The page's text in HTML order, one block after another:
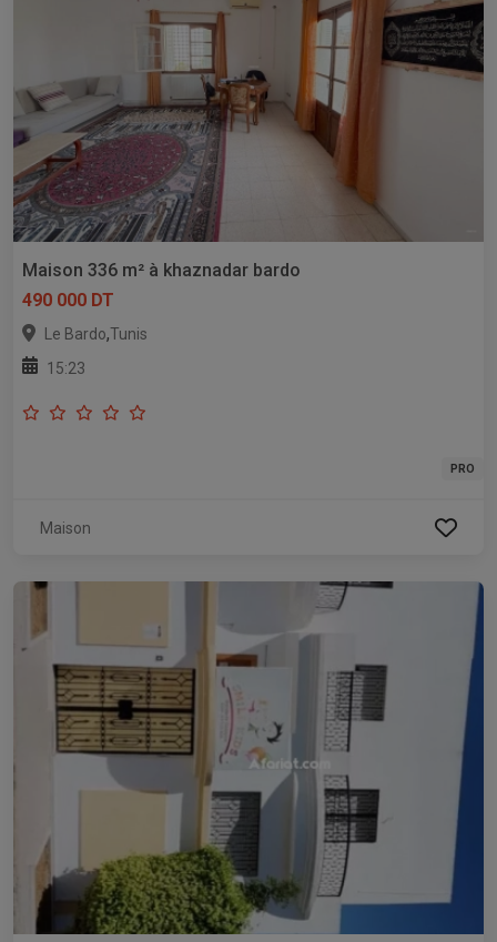
Maison 336 m² à khaznadar bardo
490 000 DT
Le Bardo,Tunis
15:23
PRO
Maison